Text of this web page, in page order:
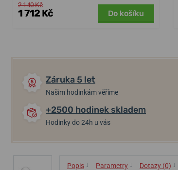
2 140 Kč
1 712 Kč Do košíku
Záruka 5 let
Našim hodinkám věříme
+2500 hodinek skladem
Hodinky do 24h u vás
Popis ↓ Parametry ↓ Dotazy (0) ↓